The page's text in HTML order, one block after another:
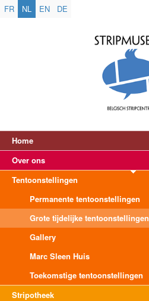
FR NL EN DE
Home
Over ons
Tentoonstellingen
Permanente tentoonstellingen
Grote tijdelijke tentoonstellingen
Gallery
Marc Sleen Huis
Toekomstige tentoonstellingen
Stripotheek